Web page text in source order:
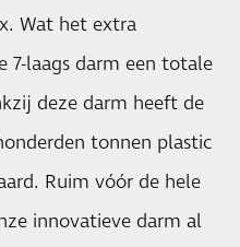
Wat het extra
7-laags darm een totale
deze darm heeft de
tonnen plastic
Ruim vóór de hele
innovatieve darm al